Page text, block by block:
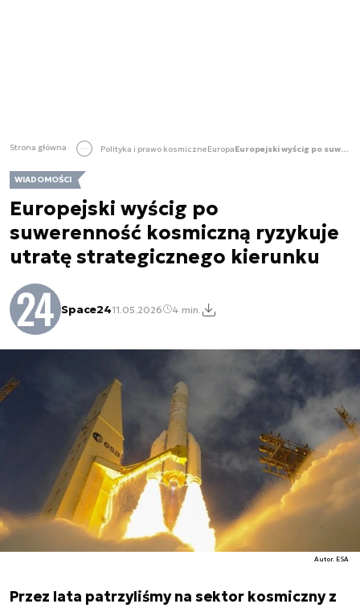
Strona główna Polityka i prawo kosmiczneEuropa Europejski wyścig po suwerenność kosmiczną ryzykuje utratę strategicznego kierunku
WIADOMOŚCI
Europejski wyścig po
suwerenność kosmiczną ryzykuje
utratę strategicznego kierunku
Space2411.05.2026 4 min.
Autor. ESA
Przez lata patrzyliśmy na sektor kosmiczny z